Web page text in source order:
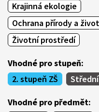
Krajinná ekologie
Ochrana přírody a
Životní prostředí
Vhodné pro stupeň:
2. stupeň ZŠ
Vhodné pro předmět: